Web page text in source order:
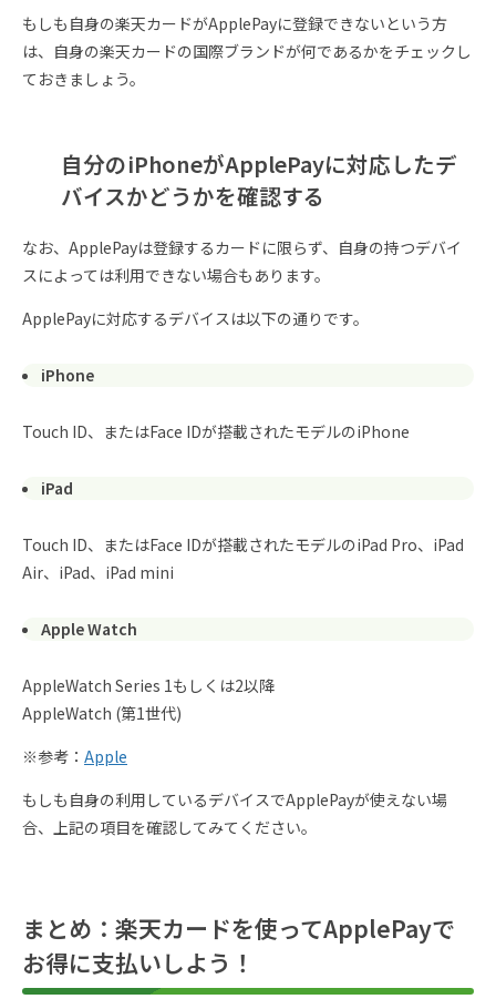
もしも自身の楽天カードがApplePayに登録できないという方
は、自身の楽天カードの国際ブランドが何であるかをチェックし
ておきましょう。
自分のiPhoneがApplePayに対応したデ
バイスかどうかを確認する
なお、ApplePayは登録するカードに限らず、自身の持つデバイ
スによっては利用できない場合もあります。
ApplePayに対応するデバイスは以下の通りです。
iPhone
Touch ID、またはFace IDが搭載されたモデルのiPhone
iPad
Touch ID、またはFace IDが搭載されたモデルのiPad Pro、iPad
Air、iPad、iPad mini
Apple Watch
AppleWatch Series 1もしくは2以降
AppleWatch (第1世代)
※参考： Apple
もしも自身の利用しているデバイスでApplePayが使えない場
合、上記の項目を確認してみてください。
まとめ：楽天カードを使ってApplePayで
お得に支払いしよう！